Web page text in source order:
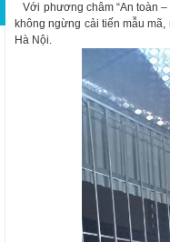
Với phương châm “An toàn
không ngừng cải tiến mẫu
Hà Nội.